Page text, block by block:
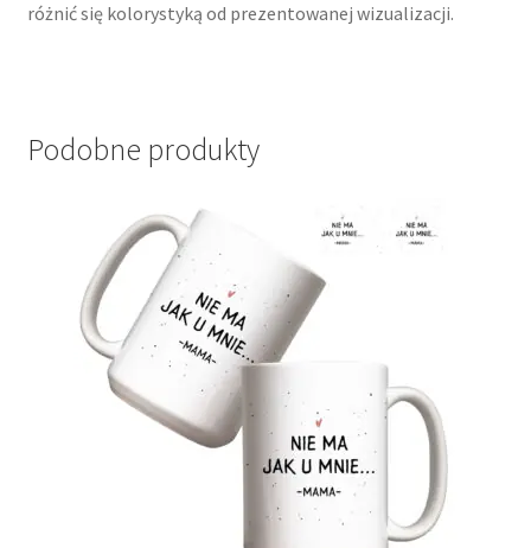
różnić się kolorystyką od prezentowanej wizualizacji.
Podobne produkty